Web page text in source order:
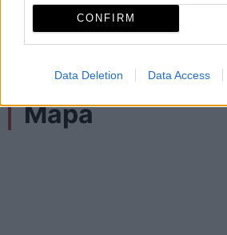
CONFIRM
Data Deletion Data Access
remansos y torrenteras.
roquedos y en los grandes
las dehesas.
Mapa